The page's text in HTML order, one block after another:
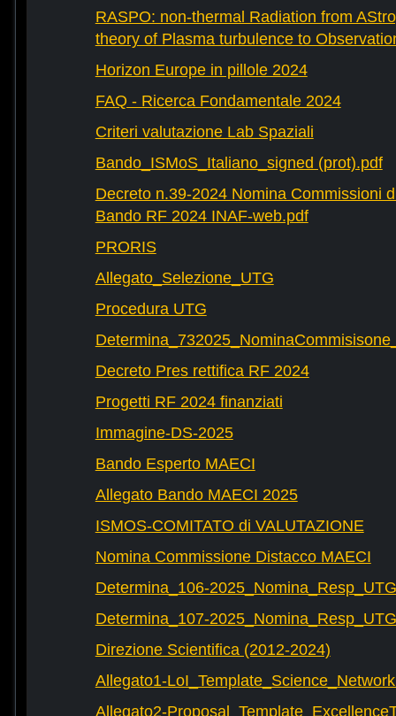
RASPO: non-thermal Radiation from
theory of Plasma turbulence to
Horizon Europe in pillole 2024
FAQ - Ricerca Fondamentale 2024
Criteri valutazione Lab Spaziali
Bando_ISMoS_Italiano_signed (prot).pdf
Decreto n.39-2024 Nomina Commissioni
Bando RF 2024 INAF-web.pdf
PRORIS
Allegato_Selezione_UTG
Procedura UTG
Decreto Pres rettifica RF 2024
Progetti RF 2024 finanziati
Immagine-DS-2025
Bando Esperto MAECI
Allegato Bando MAECI 2025
ISMOS-COMITATO di VALUTAZIONE
Nomina Commissione Distacco MAECI
Determina_106-
Determina_107-
Direzione Scientifica (2012-2024)
Allegato1-
Allegato2-